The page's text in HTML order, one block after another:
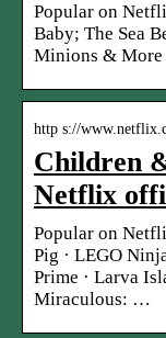
Popular on
Baby; The Sea
Minions & More
http s://
Children
Netflix
Popular on
Pig · LEGO
Prime · Larva
Miraculous: …